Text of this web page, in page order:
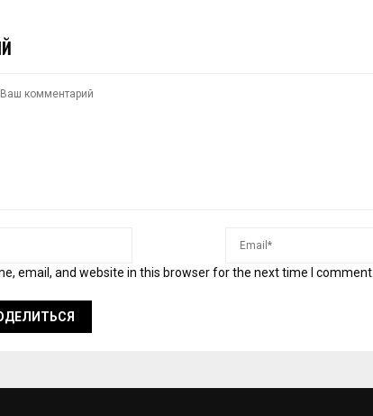
email, and website in this browser for the next time I comment.